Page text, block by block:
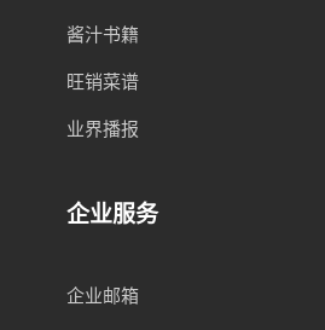
酱汁书籍
旺销菜谱
业界播报
企业服务
企业邮箱